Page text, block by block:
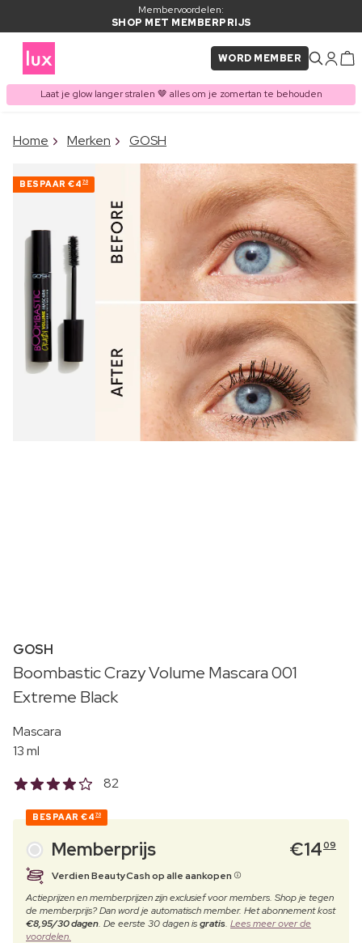
Membervoordelen:
SHOP MET MEMBERPRIJS
WORD MEMBER
Laat je glow langer stralen 🤎 alles om je zomertan te behouden
ITEM TOEGEVOEGD AAN
WINKELMAND
Home Merken GOSH
BESPAAR €4 70
GOSH
Boombastic Crazy Volume Mascara 001
Extreme Black
Mascara
13 ml
82
BESPAAR €4 70
Memberprijs €1409
Verdien BeautyCash op alle aankopen
Actieprijzen en memberprijzen zijn exclusief voor members. Shop je tegen
de memberprijs? Dan word je automatisch member. Het abonnement kost
€8,95/30 dagen. De eerste 30 dagen isgratis. Lees meer over de
voordelen.